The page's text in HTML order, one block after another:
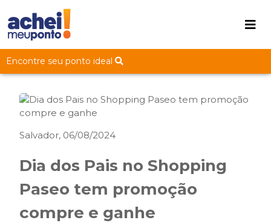
Encontre seu ponto ideal
Salvador, 06/08/2024
Dia dos Pais no Shopping
Paseo tem promoção
compre e ganhe